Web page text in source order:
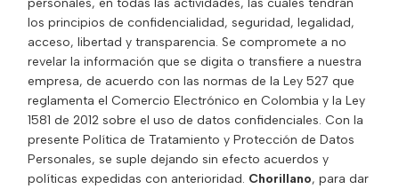
personales, en todas las actividades, las cuales tendrán
los principios de confidencialidad, seguridad, legalidad,
acceso, libertad y transparencia. Se compromete a no
revelar la información que se digita o transfiere a nuestra
empresa, de acuerdo con las normas de la Ley 527 que
reglamenta el Comercio Electrónico en Colombia y la Ley
1581 de 2012 sobre el uso de datos confidenciales. Con la
presente Política de Tratamiento y Protección de Datos
Personales, se suple dejando sin efecto acuerdos y
políticas expedidas con anterioridad. Chorillano, para dar